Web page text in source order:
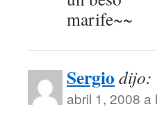
marife~~
Sergio dijo:
abril 1, 2008 a